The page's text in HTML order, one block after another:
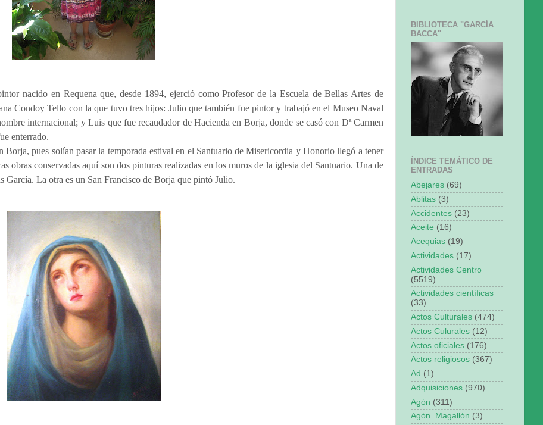
nacido en Requena que, desde 1894, ejerció como Profesor de la Escuela de Bellas Artes de
Condoy Tello con la que tuvo tres hijos: Julio que también fue pintor y trabajó en el Museo Naval
internacional; y Luis que fue recaudador de Hacienda en Borja, donde se casó con Dª Carmen
enterrado.
Borja, pues solían pasar la temporada estival en el Santuario de Misericordia y Honorio llegó a tener
obras conservadas aquí son dos pinturas realizadas en los muros de la iglesia del Santuario. Una de
García. La otra es un San Francisco de Borja que pintó Julio.
BIBLIOTECA "GARCÍA
BACCA"
ÍNDICE TEMÁTICO DE
ENTRADAS
Abejares (69)
Ablitas (3)
Accidentes (23)
Aceite (16)
Acequias (19)
Actividades (17)
Actividades Centro
(5519)
Actividades científicas
(33)
Actos Culturales (474)
Actos Culurales (12)
Actos oficiales (176)
Actos religiosos (367)
Ad (1)
Adquisiciones (970)
Agón (311)
Agón. Magallón (3)